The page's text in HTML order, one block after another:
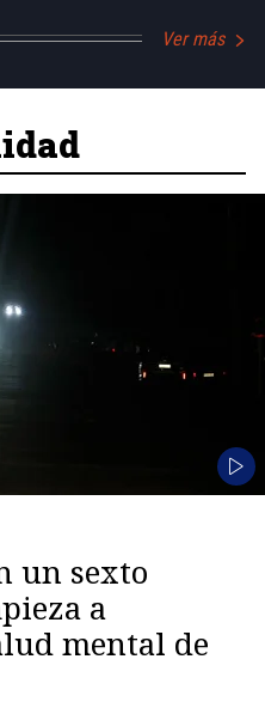
Ver más
un sexto
a
mental de